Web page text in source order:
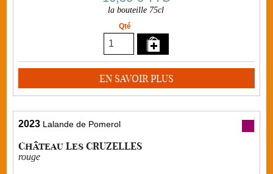
la bouteille 75cl
Qté
EN SAVOIR PLUS
2023 Lalande de Pomerol
Château Les CRUZELLES
rouge